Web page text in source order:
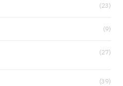
(23)
(9)
(27)
(39)